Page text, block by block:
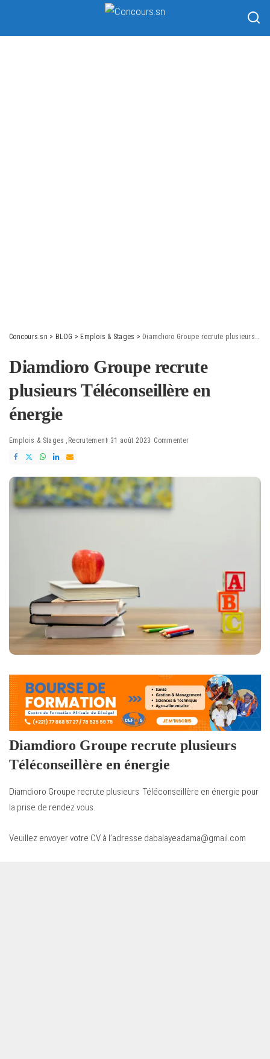
Concours.sn > BLOG > Emplois & Stages > Diamdioro Groupe recrute plusieurs Téléconseillère en énergie
Diamdioro Groupe recrute
plusieurs Téléconseillère en
énergie
Emplois & Stages Recrutement 31 août 2023 Commenter
Diamdioro Groupe recrute plusieurs
Téléconseillère en énergie
Diamdioro Groupe recrute plusieurs Téléconseillère en énergie pour
la prise de rendez vous.
Veuillez envoyer votre CV à l’adresse dabalayeadama@gmail.com